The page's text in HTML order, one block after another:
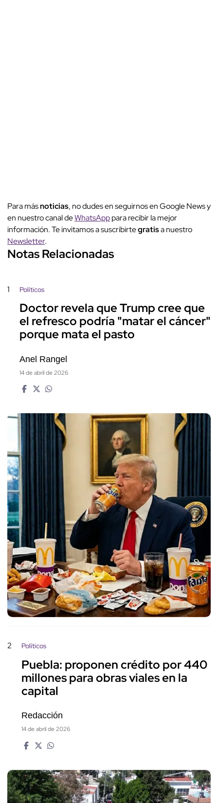
Para másnoticias, no dudes en seguirnos en Google News y
en nuestro canal deWhatsApppara recibir la mejor
información. Te invitamos a suscribirtegratisa nuestro
Newsletter.
Notas Relacionadas
1 Políticos
Doctor revela que Trump cree que
el refresco podría "matar el cáncer"
porque mata el pasto
Anel Rangel
14 de abril de 2026
2 Políticos
Puebla: proponen crédito por 440
millones para obras viales en la
capital
Redacción
14 de abril de 2026